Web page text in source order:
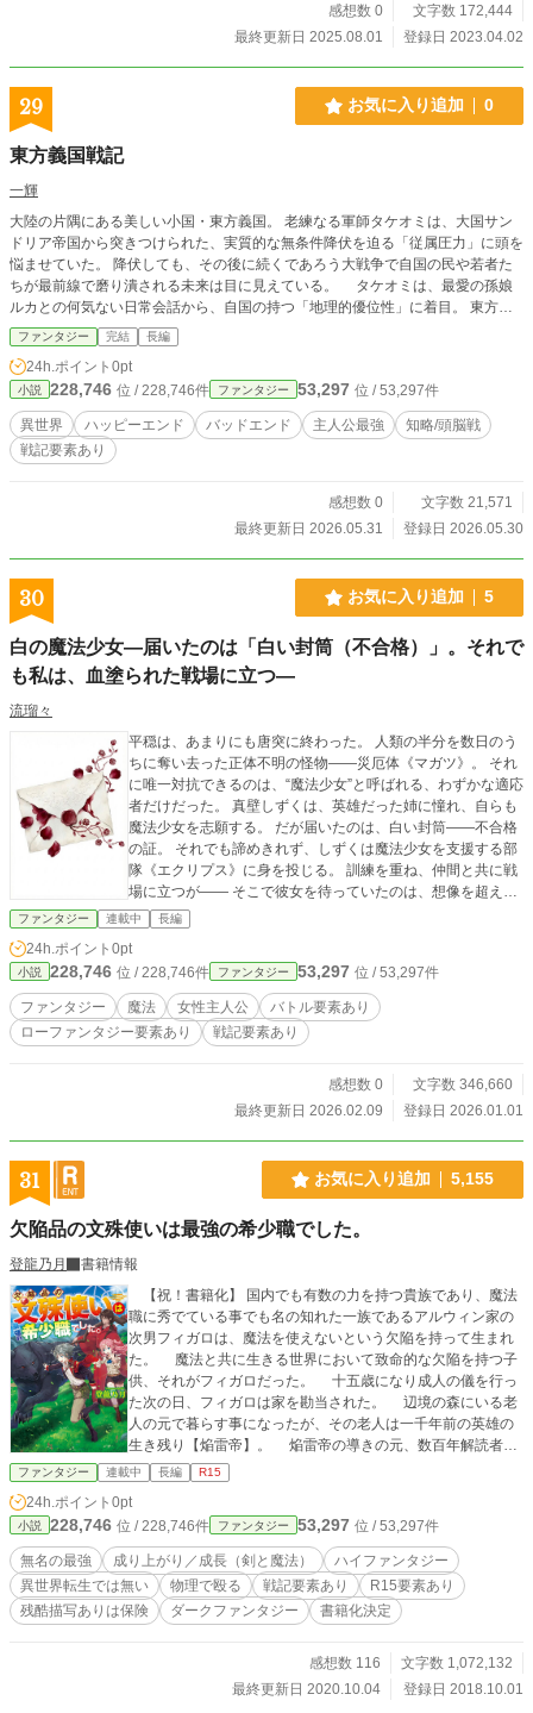
感想数 0
文字数 172,444
最終更新日 2025.08.01
登録日 2023.04.02
29 お気に入り追加 0
東方義国戦記
一輝
大陸の片隅にある美しい小国・東方義国。 老練なる軍師タケオミは、大国サン
ドリア帝国から突きつけられた、実質的な無条件降伏を迫る「従属圧力」に頭を
悩ませていた。 降伏しても、その後に続くであろう大戦争で自国の民や若者た
ちが最前線で磨り潰される未来は目に見えている。 タケオミは、最愛の孫娘
ルカとの何気ない日常会話から、自国の持つ「地理的優位性」に着目。 東方義
国を大国間の「絶対不可侵な緩衝地帯」にするという奇策を閃き、動き出す。
しかし、サンドリア帝国は折衝を早々に切り上げ、十万の軍勢による武力侵攻を
開始。 経験不足から動揺する若き現帝マクラに対し、タケオミは「民の命を消
費する覚悟と責任を備えよ」と激しく叱咤し、二万の防衛軍による決死の迎撃戦
へと打って出る。 過酷な戦場で、タケオミは圧倒的な武技を誇る傭兵団長カ
ザンと出会う。戦場では死神と恐れられながらも平時は天然なカザンと、人間の
善性の象徴であるルカが惹かれ合っていく姿を見たタケオミは、若者たちの未来
に世界各地へ仕込んでいた「経済のわずかな歪み」と、マクラ帝が自ら軍旗を断
ち切り命がけで全軍を鼓舞した「覚醒」が完璧な噛み合いを見せ、周辺国は「サ
われる。 結果、サンドリアの第二陣（増援部隊）は他国との国境防衛に縛り付
けられ、前線は孤立。カザンの剣が敵将を討ち取り、東方義国は十万の敵を破る
「奇跡の大勝利」を収めるのだった。 戦いは終わり、国中は歓喜に沸き、カ
ザンとルカは未来の約束を交わす――誰もが最高の「ハッピーエンド」を確信し
た、その数ヶ月後。 勝利の代償はあまりに重かった。 情報と経済を操り、
大陸中の軍隊をチェスの駒のように動かした東方義国（タケオミ）の底知れぬ知
ら、目に見えない「経済と政治の戦争」へと姿を変える。大国たちは完璧な善意
を装った『大陸間連盟』を締結し、東方義国の流通をジワジワと締め上げる冷酷
な包囲網システムを起動させたのだ。 自分が人間の悪意（猜疑心）を利用し
て勝った代償として、より洗練されたシステムの呪縛に首を絞められる、真の
「バッドエンド」の深淵。 しかし、窓の外にはなおも美しい生の輝きを放
つ、カザンとルカの姿があった。老軍師タケオミは「老いてばかりもいられぬ
な」と呟き、愛する者たちの未来を守り抜くため、再び世界を欺く冷徹な仮面を
被り直す――。
ファンタジー 完結 長編
24h.ポイント 0pt
小説 228,746 位 / 228,746件 ファンタジー 53,297 位 / 53,297件
異世界 ハッピーエンド バッドエンド 主人公最強
知略/頭脳戦
戦記要素あり
感想数 0
文字数 21,571
最終更新日 2026.05.31
登録日 2026.05.30
30 お気に入り追加 5
白の魔法少女―届いたのは「白い封筒（不合格）」。それで
も私は、血塗られた戦場に立つ―
流瑠々
平穏は、あまりにも唐突に終わった。 人類の半分を数日のう
ちに奪い去った正体不明の怪物――災厄体《マガツ》。 それ
に唯一対抗できるのは、“魔法少女”と呼ばれる、わずかな適応
者だけだった。 真壁しずくは、英雄だった姉に憧れ、自らも
魔法少女を志願する。 だが届いたのは、白い封筒――不合格
の証。 それでも諦めきれず、しずくは魔法少女を支援する部
隊《エクリプス》に身を投じる。 訓練を重ね、仲間と共に戦
場に立つが―― そこで彼女を待っていたのは、想像を超える
絶望と惨劇だった。 血に塗れた戦場で、しずくは“選ばれなか
った者”としての宿命を知る。 そして彼女は、思いもよらぬ形
で魔法少女の道を歩み始める――。 仲間は死に、英雄は砕
け、希望は血に沈む。 これは、残酷な魔法少女の物語。
ファンタジー 連載中 長編
24h.ポイント 0pt
小説 228,746 位 / 228,746件 ファンタジー 53,297 位 / 53,297件
ファンタジー 魔法 女性主人公
バトル要素あり
ローファンタジー要素あり
戦記要素あり
感想数 0
文字数 346,660
最終更新日 2026.02.09
登録日 2026.01.01
31 お気に入り追加 5,155
欠陥品の文殊使いは最強の希少職でした。
登龍乃月
書籍情報
【祝！書籍化】 国内でも有数の力を持つ貴族であり、魔法
職に秀でている事でも名の知れた一族であるアルウィン家の
次男フィガロは、魔法を使えないという欠陥を持って生まれ
た。 魔法と共に生きる世界において致命的な欠陥を持つ子
供、それがフィガロだった。 十五歳になり成人の儀を行っ
た次の日、フィガロは家を勘当された。 辺境の森にいる老
人の元で暮らす事になったが、その老人は一千年前の英雄の
生き残り【焔雷帝】。 焔雷帝の導きの元、数百年解読者が
現れなかったルーン文字をフィガロは解読してしまう。 そ
してフィガロの体は常軌を逸した構造だった事も発覚する。
錬金の果てにルーン文字を文殊へ刻み込む事に成功したフ
ィガロは森を出る。 フィガロの願いはただ一つ。 人間ら
しく普通に生きたい。 強力無比な力を秘めた少年はどんな
普通を求めるのだろうか。 【書籍化が決定致しました！
四月下旬頃にアルファポリス様から刊行予定です！ 加筆修
正や話の変更はほぼありませんが、文字数を削るために一部
皆様の応援あってこそです！ありがとうございます！】
ファンタジー 連載中 長編 R15
24h.ポイント 0pt
小説 228,746 位 / 228,746件 ファンタジー 53,297 位 / 53,297件
無名の最強 成り上がり／成長（剣と魔法）
ハイファンタジー
異世界転生では無い
物理で殴る 戦記要素あり
R15要素あり
残酷描写ありは保険
ダークファンタジー 書籍化決定
感想数 116
文字数 1,072,132
最終更新日 2020.10.04
登録日 2018.10.01